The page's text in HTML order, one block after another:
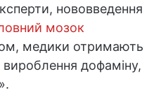
нововведення
мозок
медики отримають
дофаміну,